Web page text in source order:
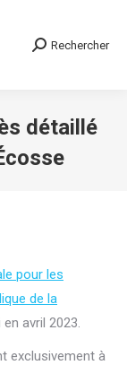
Recherche
Rechercher
détaillé
pour les
de la
avril 2023.
exclusivement à